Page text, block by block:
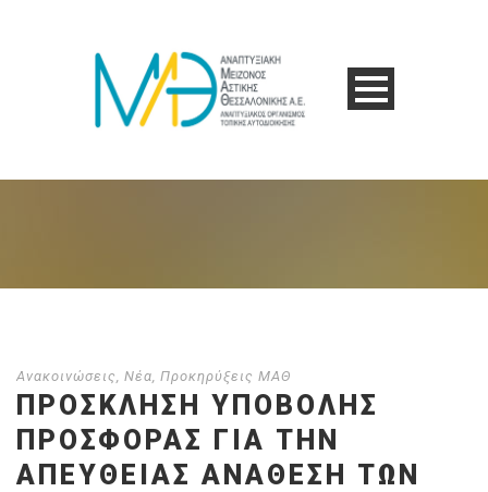
Ανακοινώσεις Νέα Προκηρύξεις ΜΑΘ
ΠΡΟΣΚΛΗΣΗ ΥΠΟΒΟΛΗΣ
ΠΡΟΣΦΟΡΑΣ ΓΙΑ ΤΗΝ
ΑΠΕΥΘΕΊΑΣ ΑΝΆΘΕΣΗ ΤΩΝ